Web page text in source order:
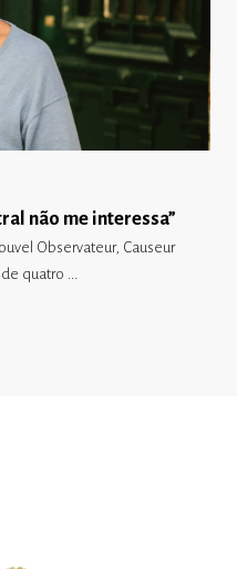
não me interessa”
Observateur, Causeur
quatro ...